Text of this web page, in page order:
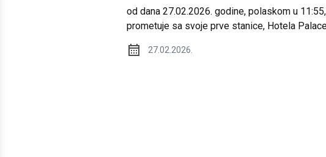
od dana 27.02.2026. godine, polaskom u
prometuje sa svoje prve stanice, Hotela
27.02.2026.